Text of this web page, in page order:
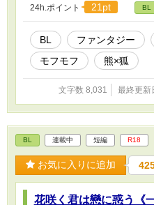
24h.ポイント 21pt BL
BL ファンタジー
モフモフ
熊×狐
文字数 8,031 最終更新
BL 連載中 短編 R18
お気に入りに追加
花咲く君は戀に惑う《